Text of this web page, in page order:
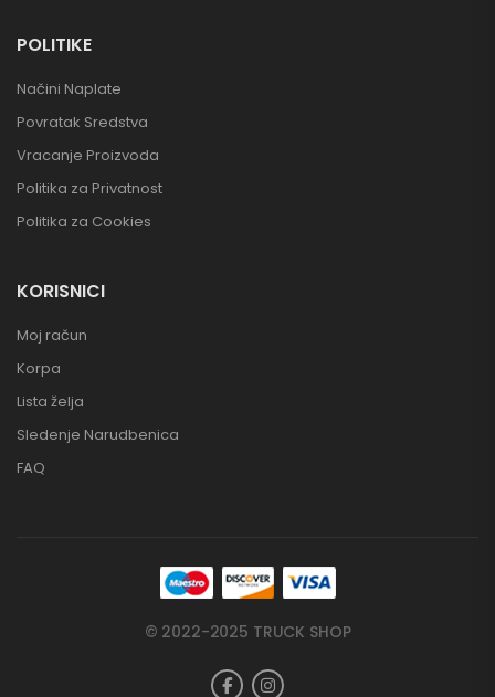
POLITIKE
Načini Naplate
Povratak Sredstva
Vracanje Proizvoda
Politika za Privatnost
Politika za Cookies
KORISNICI
Moj račun
Korpa
Lista želja
Sledenje Narudbenica
FAQ
© 2022-2025 TRUCK SHOP